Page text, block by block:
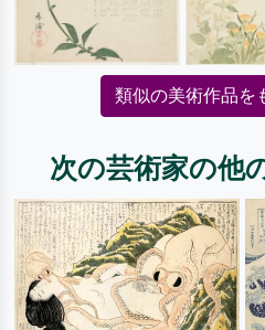
類似の美術作品を
次の芸術家の他